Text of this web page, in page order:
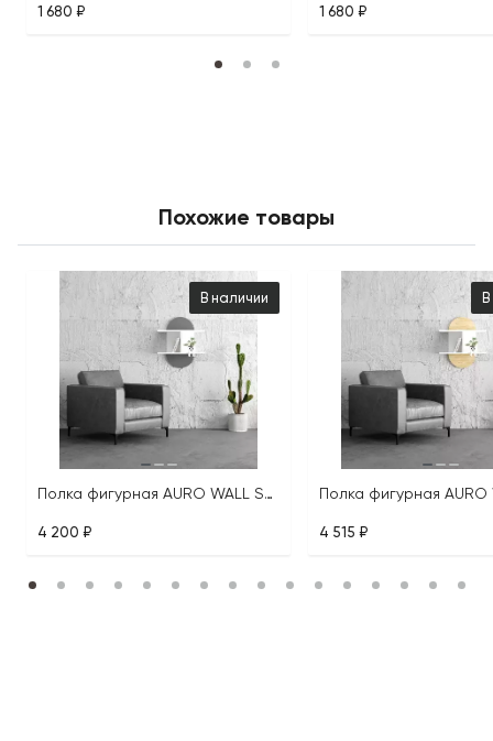
1 680 ₽ 1 680 ₽
Похожие товары
В наличии
Полка фигурная AURO WALL SHELF
4 200 ₽ 4 515 ₽